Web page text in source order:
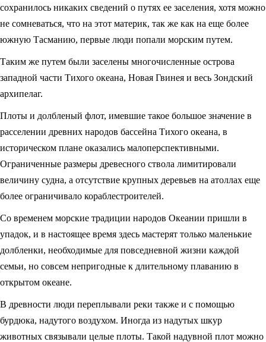
сохранилось никаких сведений о путях ее заселения, хотя можно
не сомневаться, что на этот материк, так же как на еще более
южную Тасманию, первые люди попали морским путем.
Таким же путем были заселены многочисленные острова
западной части Тихого океана, Новая Гвинея и весь Зондский
архипелаг.
Плоты и долбленый флот, имевшие такое большое значение в
расселении древних народов бассейна Тихого океана, в
историческом плане оказались малоперспективными.
Ограниченные размеры древесного ствола лимитировали
величину судна, а отсутствие крупных деревьев на атоллах еще
более ограничивало кораблестроителей.
Со временем морские традиции народов Океании пришли в
упадок, и в настоящее время здесь мастерят только маленькие
долбленки, необходимые для повседневной жизни каждой
семьи, но совсем непригодные к длительному плаванию в
открытом океане.
В древности люди переплывали реки также и с помощью
бурдюка, надутого воздухом. Иногда из надутых шкур
животных связывали целые плоты. Такой надувной плот можно